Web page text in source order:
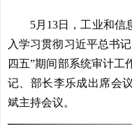
5月13日，工业和信
入学习贯彻习近平总书
四五”期间部系统审计工
记、部长李乐成出席会
斌主持会议。